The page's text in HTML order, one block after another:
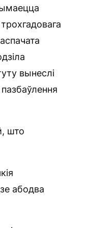
вынеслі
што
абодва